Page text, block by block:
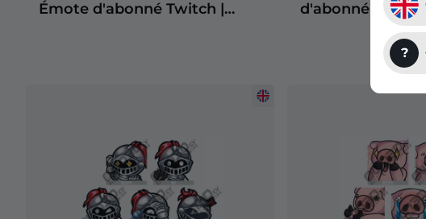
?
Émote d'abonné Twitch |
d'abonné